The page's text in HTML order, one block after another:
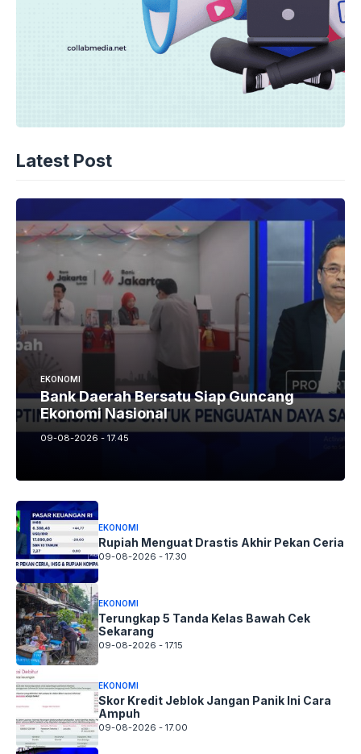
Latest Post
EKONOMI
Bank Daerah Bersatu Siap Guncang
Ekonomi Nasional
09-08-2026 - 17.45
EKONOMI
Rupiah Menguat Drastis Akhir Pekan Ceria
09-08-2026 - 17.30
EKONOMI
Terungkap 5 Tanda Kelas Bawah Cek
Sekarang
09-08-2026 - 17.15
EKONOMI
Skor Kredit Jeblok Jangan Panik Ini Cara
Ampuh
09-08-2026 - 17.00